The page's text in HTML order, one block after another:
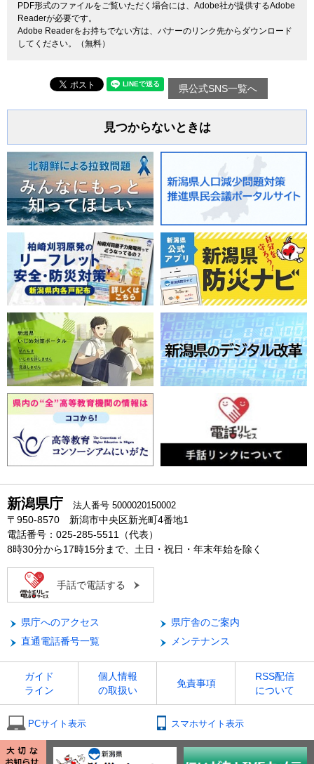
PDF形式のファイルをご覧いただく場合には、Adobe社が提供するAdobe
Readerが必要です。
Adobe Readerをお持ちでない方は、バナーのリンク先からダウンロード
してください。（無料）
県公式SNS一覧へ
見つからないときは
新潟県庁 法人番号 5000020150002
〒950-8570 新潟市中央区新光町4番地1
電話番号：025-285-5511（代表）
8時30分から17時15分まで、土日・祝日・年末年始を除く
手話で電話する
県庁へのアクセス
県庁舎のご案内
直通電話番号一覧
メンテナンス
ガイド
ライン
個人情報
の取扱い
免責事項
RSS配信
について
PCサイト表示 スマホサイト表示